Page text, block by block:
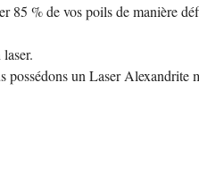
85 % de vos poils de manière
possédons un Laser Alexandrite